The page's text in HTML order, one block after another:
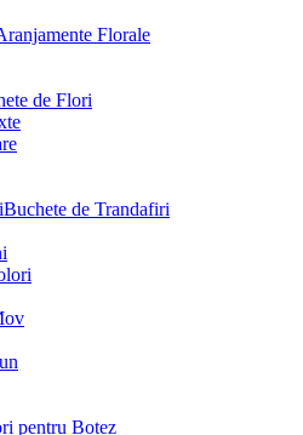
Florale
de Flori
Buchete de Trandafiri
pentru Botez